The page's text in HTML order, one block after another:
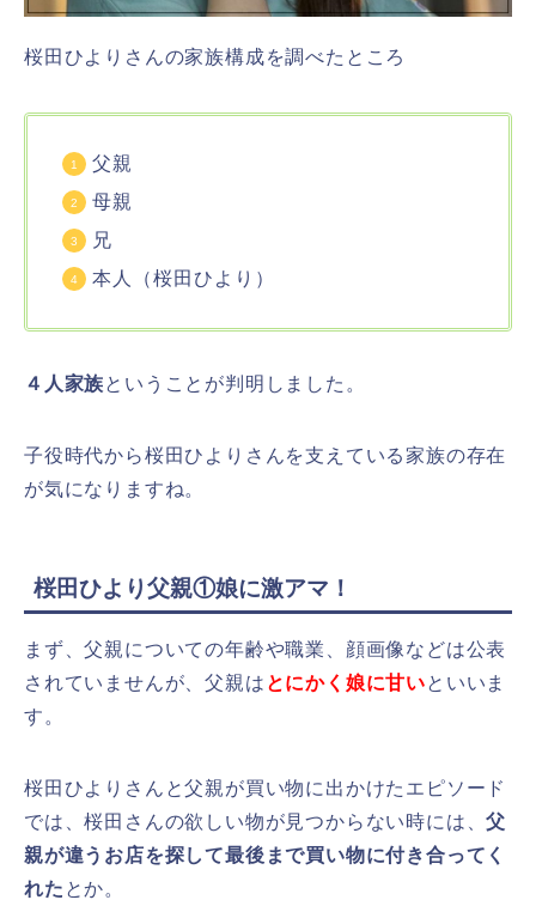
桜田ひよりさんの家族構成を調べたところ
父親
母親
兄
本人（桜田ひより）
４人家族ということが判明しました。
子役時代から桜田ひよりさんを支えている家族の存在
が気になりますね。
桜田ひより父親①娘に激アマ！
まず、父親についての年齢や職業、顔画像などは公表
されていませんが、父親は とにかく娘に甘いといいま
す。
桜田ひよりさんと父親が買い物に出かけたエピソード
では、桜田さんの欲しい物が見つからない時には、父
親が違うお店を探して最後まで買い物に付き合ってく
れた とか。